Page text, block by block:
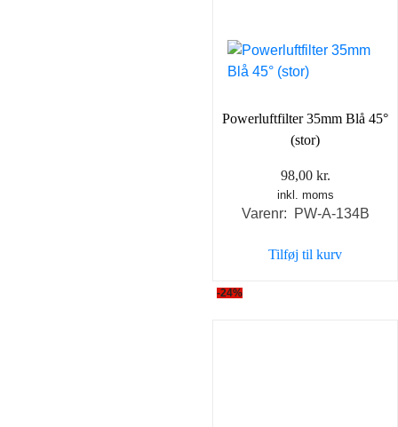
Powerluftfilter 35mm Blå 45°
(stor)
98,00 kr.
inkl. moms
Varenr: PW-A-134B
Tilføj til kurv
-24%